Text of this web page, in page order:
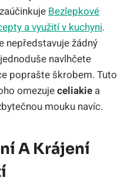
Bezlepkové
a využití v kuchyni.
nepředstavuje žádný
navlhčete
poprašte škrobem. Tuto
omezujeceliakie a
mouku navíc.
A Krájení